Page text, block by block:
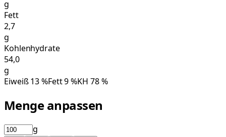
g
Fett
2,7
g
Kohlenhydrate
54,0
g
Eiweiß13%Fett9%KH 78%
Menge anpassen
g